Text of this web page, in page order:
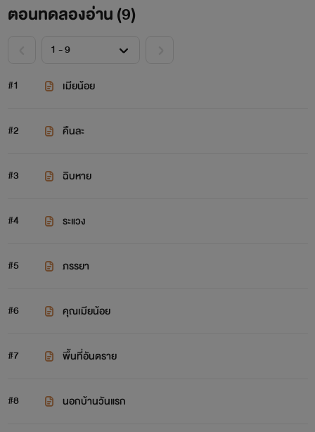
ตอนทดลองอ่าน (9)
#1 เมียน้อย
#2 คืนละ
#3 ฉิบหาย
#4 ระแวง
#5 ภรรยา
#6 คุณเมียน้อย
#7 พื้นที่อันตราย
#8 นอกบ้านวันแรก